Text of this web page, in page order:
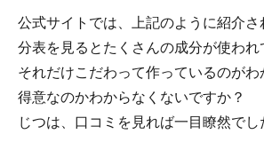
公式サイトでは、上記のように紹介
分表を見るとたくさんの成分が使われ
それだけこだわって作っているのが
得意なのかわからなくないですか？
じつは、口コミを見れば一目瞭然でし